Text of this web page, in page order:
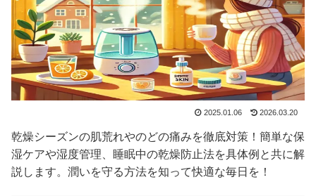
2025.01.06 2026.03.20
乾燥シーズンの肌荒れやのどの痛みを徹底対策！簡単な保
湿ケアや湿度管理、睡眠中の乾燥防止法を具体例と共に解
説します。潤いを守る方法を知って快適な毎日を！